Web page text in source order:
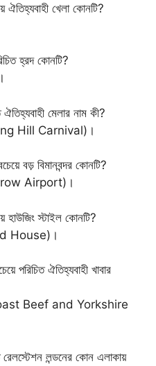
ঐতিহ্যবাহী খেলা কোনটি?
হ্রদ কোনটি?
ঐতিহ্যবাহী মেলার নাম কী?
Hill Carnival)।
বড় বিমানবন্দর কোনটি?
Airport)।
হাউজিং স্টাইল কোনটি?
House)।
পরিচিত ঐতিহ্যবাহী খাবার
Beef and Yorkshire
রেলস্টেশন লন্ডনের কোন এলাকায়